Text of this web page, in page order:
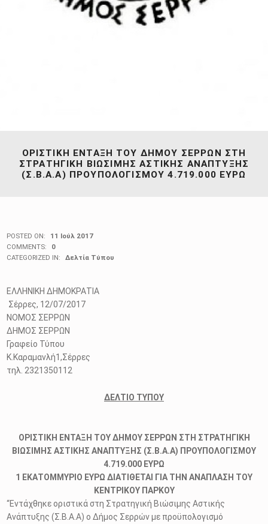
ΟΡΙΣΤΙΚΗ ΕΝΤΑΞΗ ΤΟΥ ΔΗΜΟΥ ΣΕΡΡΩΝ ΣΤΗ
ΣΤΡΑΤΗΓΙΚΗ ΒΙΩΣΙΜΗΣ ΑΣΤΙΚΗΣ ΑΝΑΠΤΥΞΗΣ
(Σ.Β.Α.Α) ΠΡΟΥΠΟΛΟΓΙΣΜΟΥ 4.719.000 ΕΥΡΩ
POSTED ON:
11 Ιούλ 2017
COMMENTS:
0
CATEGORIZED IN:
Δελτία Τύπου
ΕΛΛΗΝΙΚΗ ΔΗΜΟΚΡΑΤΙΑ
Σέρρες, 12/07/2017
ΝΟΜΟΣ ΣΕΡΡΩΝ
ΔΗΜΟΣ ΣΕΡΡΩΝ
Γραφείο Τύπου
Κ.Καραμανλή1,Σέρρες
τηλ. 2321350112
ΔΕΛΤΙΟ ΤΥΠΟΥ
ΟΡΙΣΤΙΚΗ ΕΝΤΑΞΗ ΤΟΥ ΔΗΜΟΥ ΣΕΡΡΩΝ ΣΤΗ ΣΤΡΑΤΗΓΙΚΗ
ΒΙΩΣΙΜΗΣ ΑΣΤΙΚΗΣ ΑΝΑΠΤΥΞΗΣ (Σ.Β.Α.Α) ΠΡΟΥΠΟΛΟΓΙΣΜΟΥ
4.719.000 ΕΥΡΩ
1 ΕΚΑΤΟΜΜΥΡΙΟ ΕΥΡΩ ΔΙΑΤΙΘΕΤΑΙ ΓΙΑ ΤΗΝ ΑΝΑΠΛΑΣΗ ΤΟΥ
ΚΕΝΤΡΙΚΟΥ ΠΑΡΚΟΥ
“Εντάχθηκε οριστικά στη Στρατηγική Βιώσιμης Αστικής
Ανάπτυξης (Σ.Β.Α.Α) ο Δήμος Σερρών με προϋπολογισμό